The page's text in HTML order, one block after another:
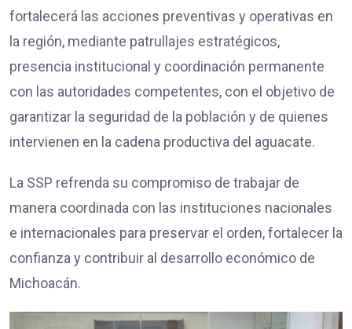
fortalecerá las acciones preventivas y operativas en
la región, mediante patrullajes estratégicos,
presencia institucional y coordinación permanente
con las autoridades competentes, con el objetivo de
garantizar la seguridad de la población y de quienes
intervienen en la cadena productiva del aguacate.
La SSP refrenda su compromiso de trabajar de
manera coordinada con las instituciones nacionales
e internacionales para preservar el orden, fortalecer la
confianza y contribuir al desarrollo económico de
Michoacán.